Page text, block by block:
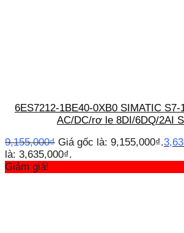
6ES7212-1BE40-0XB0 SIMATIC S7-
AC/DC/rơ le 8DI/6DQ/2AI
9,155,000₫ Giá gốc là: 9,155,000₫.
là: 3,635,000₫.
Giảm giá!